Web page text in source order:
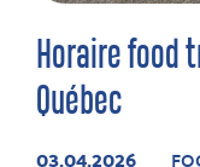
Horaire food
Québec
03.04.2026